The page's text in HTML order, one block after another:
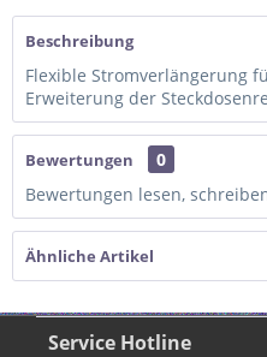
Beschreibung
Flexible Stromverlängerung
Erweiterung der
Bewertungen
0
Bewertungen lesen,
Ähnliche Artikel
Service Hotline